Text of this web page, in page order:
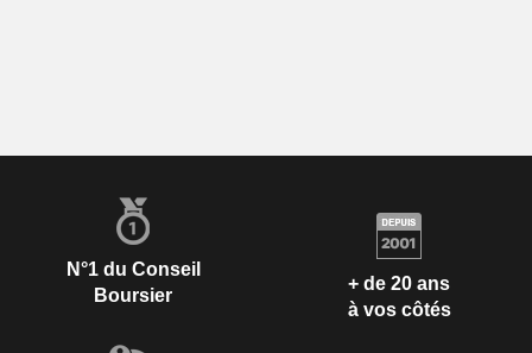
N°1 du Conseil
Boursier
+ de 20 ans
à vos côtés